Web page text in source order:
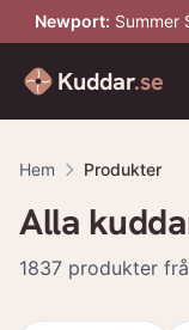
Newport: Summer
Kuddar.se
Hem Produkter
Alla
1837 produkter